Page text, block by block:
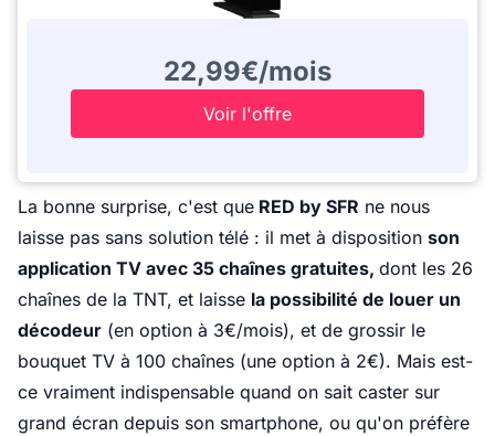
22,99€/mois
Voir l'offre
La bonne surprise, c'est que RED by SFR ne nous
laisse pas sans solution télé : il met à disposition son
application TV avec 35 chaînes gratuites, dont les 26
chaînes de la TNT, et laisse la possibilité de louer un
décodeur (en option à 3€/mois), et de grossir le
bouquet TV à 100 chaînes (une option à 2€). Mais est-
ce vraiment indispensable quand on sait caster sur
grand écran depuis son smartphone, ou qu'on préfère